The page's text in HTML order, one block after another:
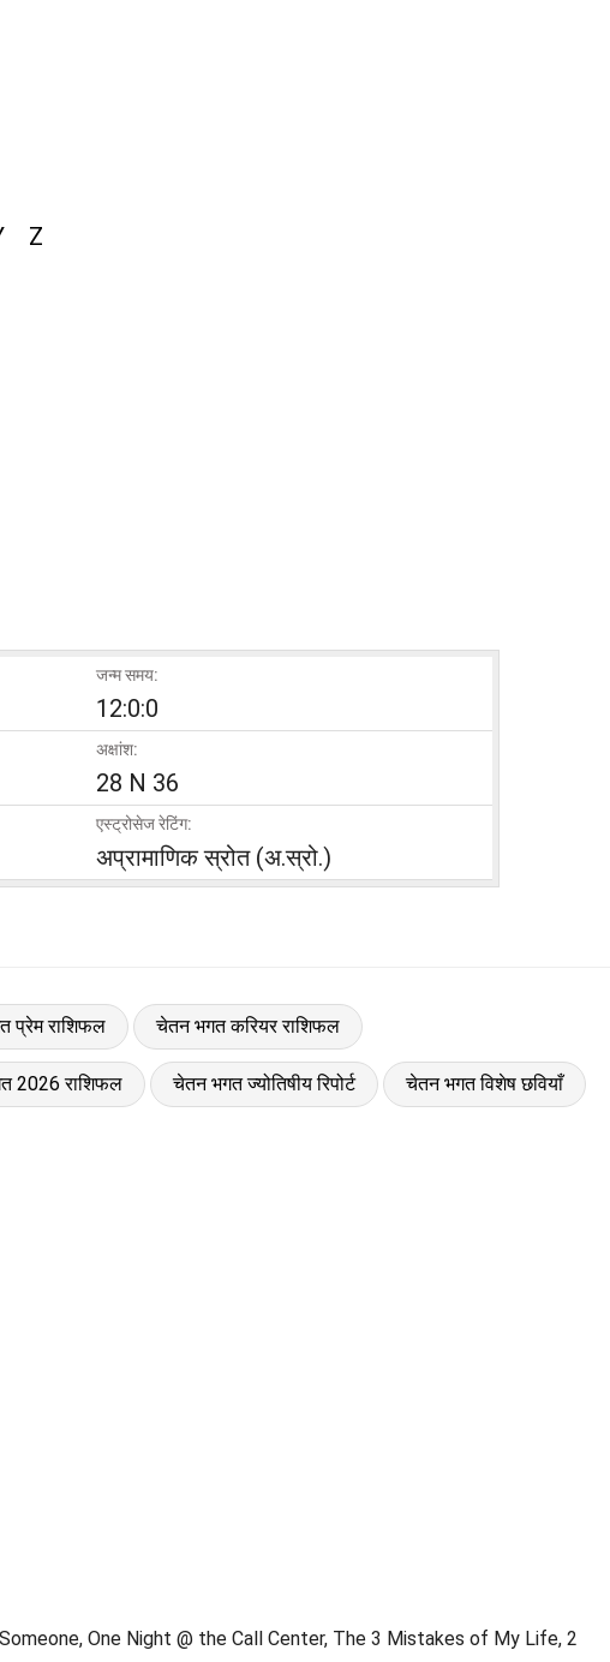
Z
जन्म समय:
12:0:0
अक्षांश:
28 N 36
एस्ट्रोसेज रेटिंग:
अप्रामाणिक स्रोत (अ.स्रो.)
प्रेम राशिफल चेतन भगत करियर राशिफल
2026 राशिफल चेतन भगत ज्योतिषीय रिपोर्ट चेतन भगत विशेष छवियाँ
One Night @ the Call Center, The 3 Mistakes of My Life, 2